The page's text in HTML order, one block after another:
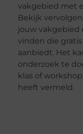
vakgebied met
Bekijk
jouw vakgebied
vinden die
aanbiedt. Het
onderzoek te
klas of
heeft vermeld.